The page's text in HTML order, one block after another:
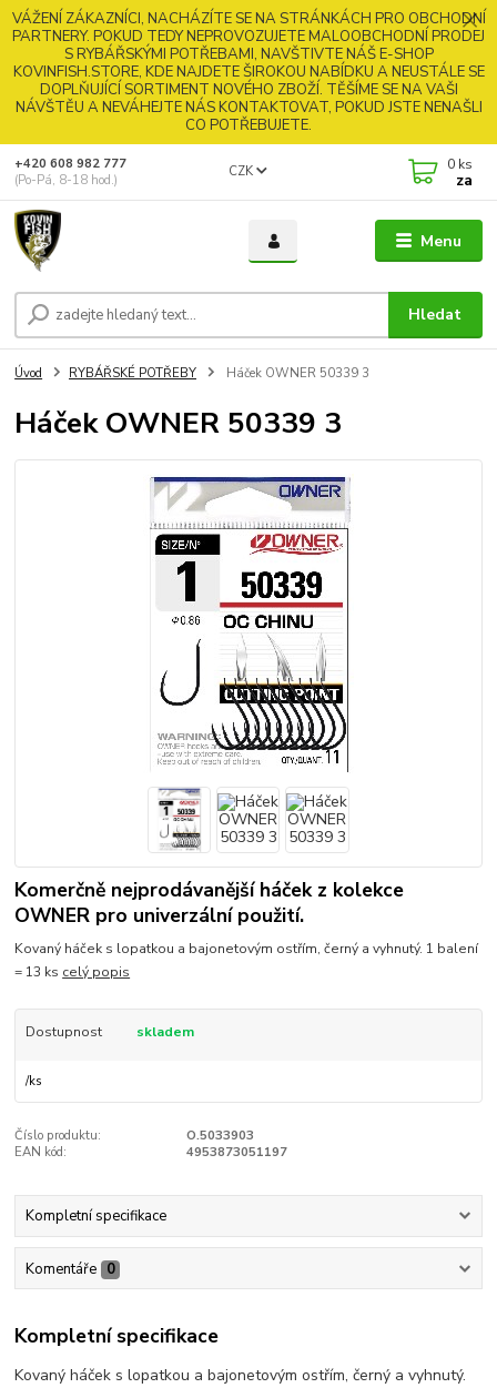
VÁŽENÍ ZÁKAZNÍCI, NACHÁZÍTE SE NA STRÁNKÁCH PRO OBCHODNÍ
PARTNERY. POKUD TEDY NEPROVOZUJETE MALOOBCHODNÍ PRODEJ
S RYBÁŘSKÝMI POTŘEBAMI, NAVŠTIVTE NÁŠ E-SHOP
KOVINFISH.STORE, KDE NAJDETE ŠIROKOU NABÍDKU A NEUSTÁLE SE
DOPLŇUJÍCÍ SORTIMENT NOVÉHO ZBOŽÍ. TĚŠÍME SE NA VAŠI
NÁVŠTĚU A NEVÁHEJTE NÁS KONTAKTOVAT, POKUD JSTE NENAŠLI
CO POTŘEBUJETE.
Menu
CZK
Hledat
+420 608 982 777
(Po-Pá, 8-18 hod.)
0 ks
za
Úvod RYBÁŘSKÉ POTŘEBY Háček OWNER 50339 3
Háček OWNER 50339 3
Komerčně nejprodávanější háček z kolekce
OWNER pro univerzální použití.
Kovaný háček s lopatkou a bajonetovým ostřím, černý a vyhnutý. 1 balení
= 13 ks celý popis
Dostupnost skladem
/ks
Číslo produktu:
O.5033903
EAN kód:
4953873051197
Kompletní specifikace
Komentáře 0
Kompletní specifikace
Kovaný háček s lopatkou a bajonetovým ostřím, černý a vyhnutý.